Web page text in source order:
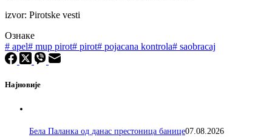
izvor: Pirotske vesti
Ознаке
# apel# mup pirot# pirot# pojacana kontrola# saobracaj
Најновије
Бела Паланка од данас престоница банице07.08.2026